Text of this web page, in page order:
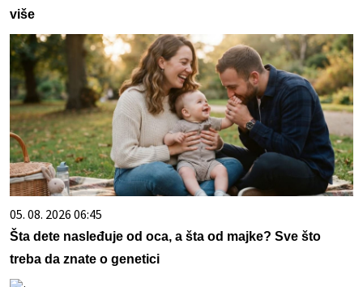
više
05. 08. 2026 06:45
Šta dete nasleđuje od oca, a šta od majke? Sve što
treba da znate o genetici